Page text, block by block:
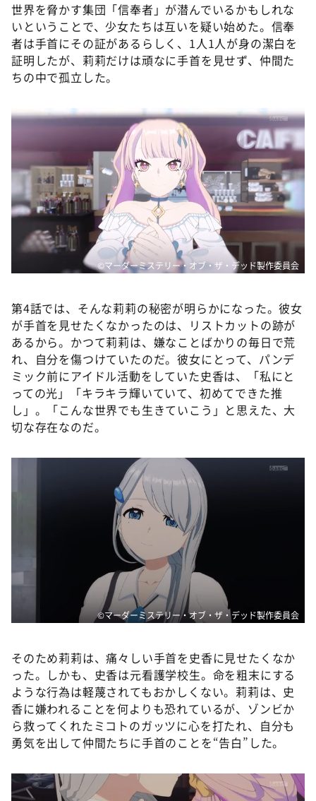
世界を脅かす集団「信奉者」が潜んでいるかもしれな
いということで、少女たちは互いを疑い始めた。信奉
者は手首にその証があるらしく、1人1人が身の潔白を
証明したが、莉莉だけは頑なに手首を見せず、仲間た
ちの中で孤立した。
©マーダーミステリー・オブ・ザ・デッド製作委員会
第4話では、そんな莉莉の秘密が明らかになった。彼女
が手首を見せたくなかったのは、リストカットの跡が
あるから。かつて莉莉は、嫌なことばかりの毎日で荒
れ、自分を傷つけていたのだ。彼女にとって、パンデ
ミック前にアイドル活動をしていた史香は、「私にと
っての光」「キラキラ輝いていて、初めてできた推
し」。「こんな世界でも生きていこう」と思えた、大
切な存在なのだ。
©マーダーミステリー・オブ・ザ・デッド製作委員会
そのため莉莉は、痛々しい手首を史香に見せたくなか
った。しかも、史香は元看護学校生。命を粗末にする
ような行為は軽蔑されてもおかしくない。莉莉は、史
香に嫌われることを何よりも恐れているが、ゾンビか
ら救ってくれたミコトのガッツに心を打たれ、自分も
勇気を出して仲間たちに手首のことを“告白”した。